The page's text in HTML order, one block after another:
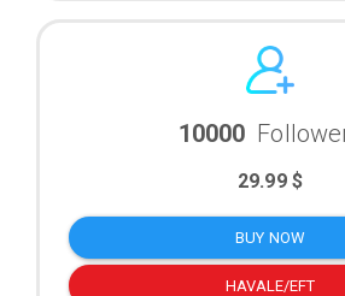
10000
29.99 $
BUY NOW
HAVALE/EFT